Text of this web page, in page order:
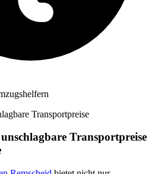
Transportpreise
Transportpreise